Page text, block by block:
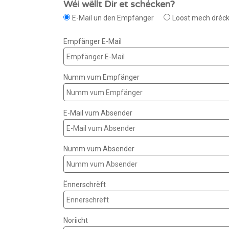
Wéi wëllt Dir et schécken?
E-Mail un den Empfänger Loost mech
Empfänger E-Mail
Numm vum Empfänger
E-Mail vum Absender
Numm vum Absender
Ënnerschrëft
Noriicht